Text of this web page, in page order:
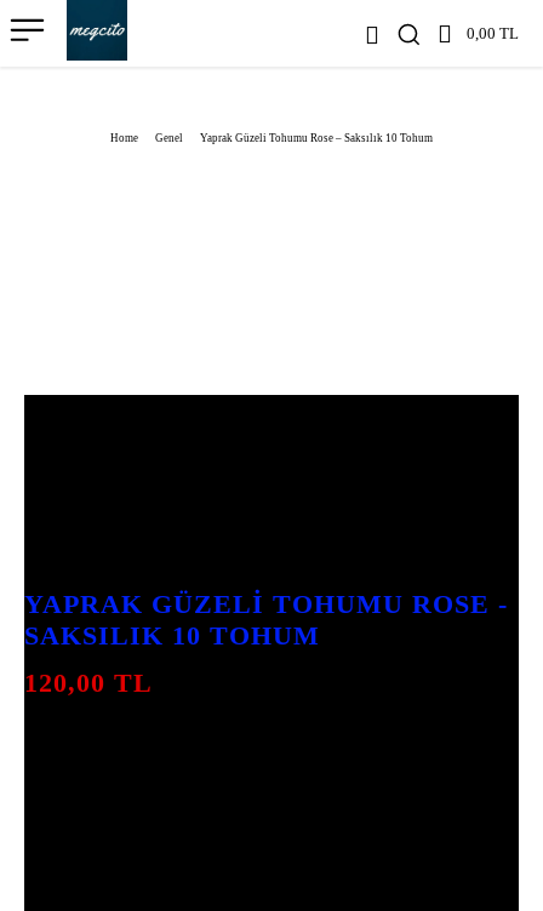
0,00 TL
Home Genel Yaprak Güzeli Tohumu Rose – Saksılık 10 Tohum
YAPRAK GÜZELI TOHUMU ROSE -
SAKSILIK 10 TOHUM
120,00 TL